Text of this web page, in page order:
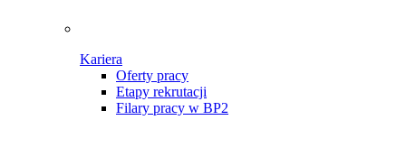
Kariera
Oferty pracy
Etapy rekrutacji
Filary pracy w BP2